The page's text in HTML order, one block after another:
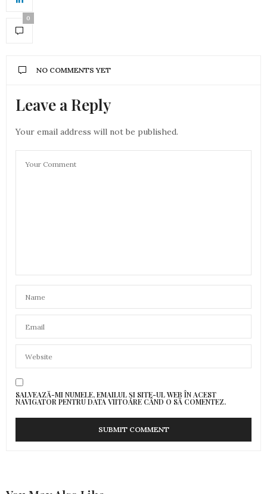
0
NO COMMENTS YET
Leave a Reply
Your email address will not be published.
SALVEAZĂ-MI NUMELE, EMAILUL ȘI SITE-UL WEB ÎN ACEST
NAVIGATOR PENTRU DATA VIITOARE CÂND O SĂ COMENTEZ.